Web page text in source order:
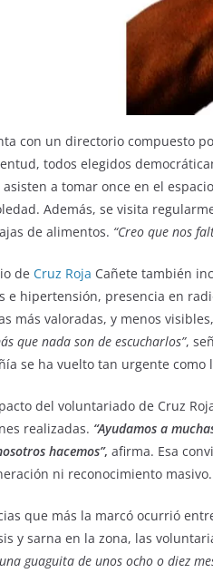
con un directorio compuesto
todos elegidos
a tomar once en el
Además, se visita
de alimentos. “Creo que nos
de Cruz Roja Cañete también
e hipertensión, presencia en
más valoradas, y menos
que nada son de escucharlos”,
se ha vuelto tan urgente como
del voluntariado de Cruz
realizadas. “Ayudamos a
hacemos”, afirma. Esa
ni reconocimiento masivo.
que más la marcó ocurrió
y sarna en la zona, las
guaguita de unos ocho o diez